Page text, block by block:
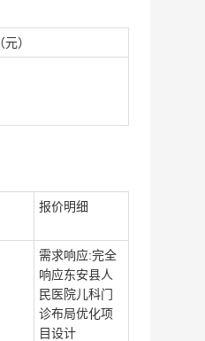
）
报价明细
需求响应:完全
响应东安县人
民医院儿科门
诊布局优化项
目设计